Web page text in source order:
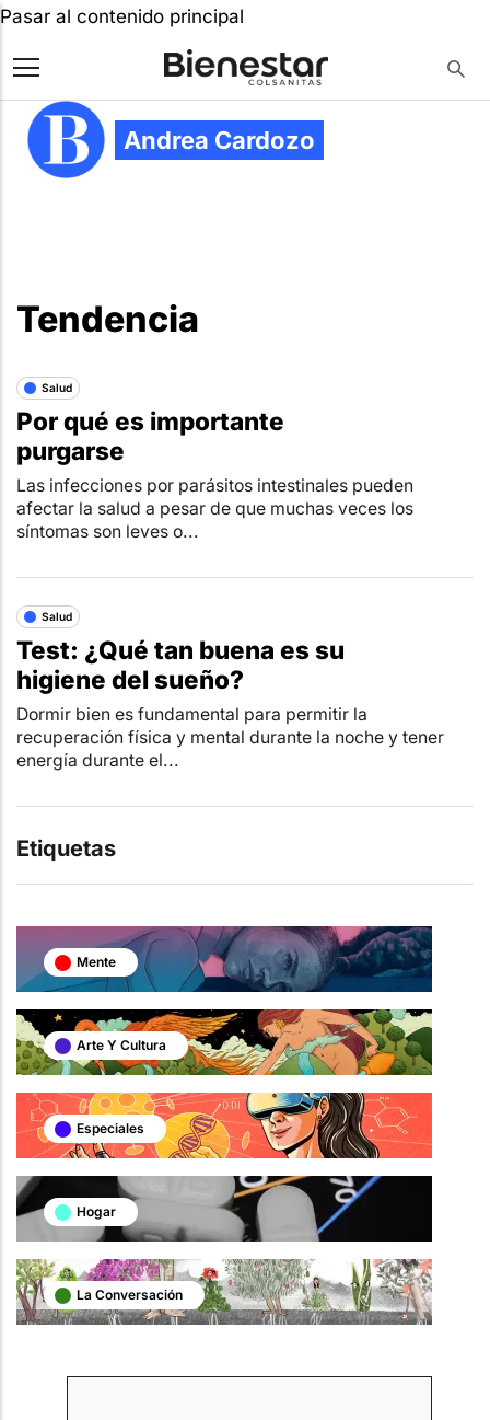
Pasar al contenido principal
Andrea Cardozo
Tendencia
Salud
Por qué es importante
purgarse
Las infecciones por parásitos intestinales pueden
afectar la salud a pesar de que muchas veces los
síntomas son leves o...
Salud
Test: ¿Qué tan buena es su
higiene del sueño?
Dormir bien es fundamental para permitir la
recuperación física y mental durante la noche y tener
energía durante el...
Etiquetas
Mente
Arte Y Cultura
Especiales
Hogar
La Conversación